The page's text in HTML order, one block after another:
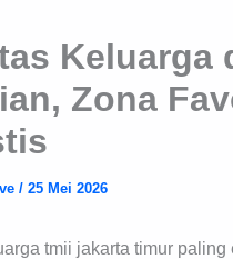
Keluarga
Zona
/ 25 Mei 2026
tmii jakarta timur